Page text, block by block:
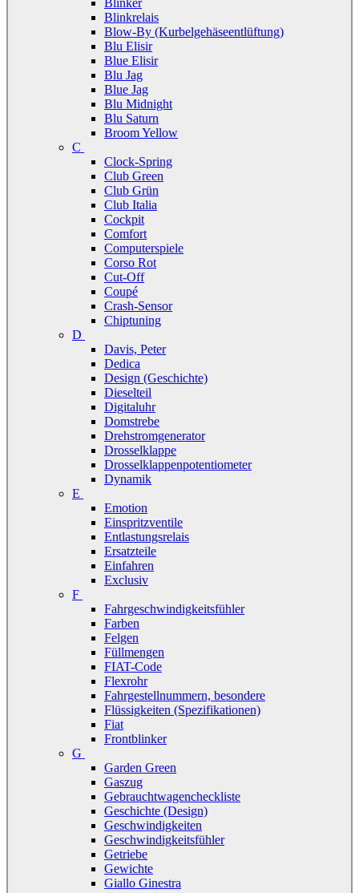
Blinker
Blinkrelais
Blow-By (Kurbelgehäseentlüftung)
Blu Elisir
Blue Elisir
Blu Jag
Blue Jag
Blu Midnight
Blu Saturn
Broom Yellow
C
Clock-Spring
Club Green
Club Grün
Club Italia
Cockpit
Comfort
Computerspiele
Corso Rot
Cut-Off
Coupé
Crash-Sensor
Chiptuning
D
Davis, Peter
Dedica
Design (Geschichte)
Dieselteil
Digitaluhr
Domstrebe
Drehstromgenerator
Drosselklappe
Drosselklappenpotentiometer
Dynamik
E
Emotion
Einspritzventile
Entlastungsrelais
Ersatzteile
Einfahren
Exclusiv
F
Fahrgeschwindigkeitsfühler
Farben
Felgen
Füllmengen
FIAT-Code
Flexrohr
Fahrgestellnummern, besondere
Flüssigkeiten (Spezifikationen)
Fiat
Frontblinker
G
Garden Green
Gaszug
Gebrauchtwagencheckliste
Geschichte (Design)
Geschwindigkeiten
Geschwindigkeitsfühler
Getriebe
Gewichte
Giallo Ginestra